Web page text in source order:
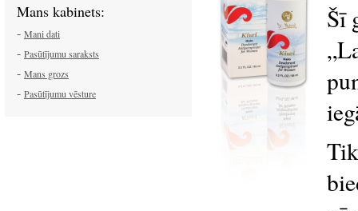
Šī
Mans kabinets:
- Mani dati
- Pasūtījumu saraksts
- Mans grozs
- Pasūtījumu vēsture